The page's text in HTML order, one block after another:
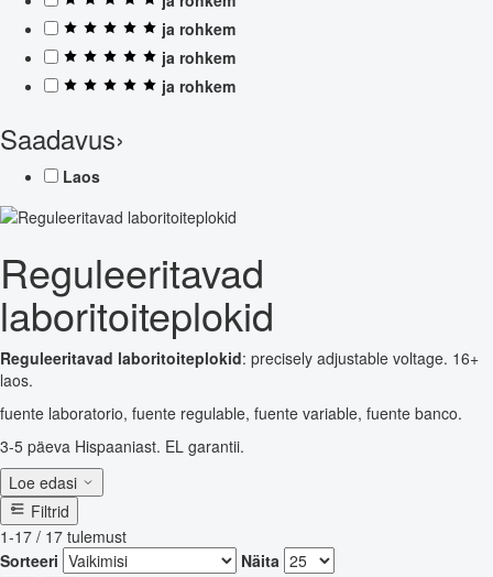
ja rohkem
ja rohkem
ja rohkem
Saadavus›
Laos
Reguleeritavad
laboritoiteplokid
Reguleeritavad laboritoiteplokid: precisely adjustable voltage. 16+
laos.
fuente laboratorio, fuente regulable, fuente variable, fuente banco.
3-5 päeva Hispaaniast. EL garantii.
Loe edasi
Filtrid
1-17 / 17 tulemust
Sorteeri
Näita